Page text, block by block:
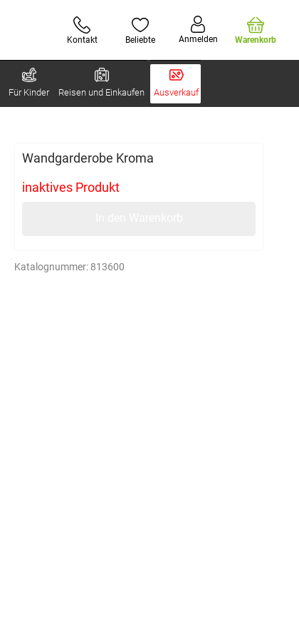
Kontakt Beliebte Anmelden Warenkorb
Für Kinder Reisen und Einkaufen Ausverkauf
Wandgarderobe Kroma
inaktives Produkt
Katalognummer: 813600